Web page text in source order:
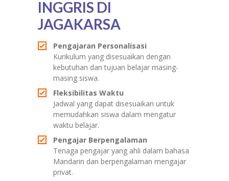
INGGRIS DI
JAGAKARSA
Pengajaran Personalisasi
Kurikulum yang disesuaikan dengan
kebutuhan dan tujuan belajar masing-
masing siswa.
Fleksibilitas Waktu
Jadwal yang dapat disesuaikan untuk
memudahkan siswa dalam mengatur
waktu belajar.
Pengajar Berpengalaman
Tenaga pengajar yang ahli dalam bahasa
Mandarin dan berpengalaman mengajar
privat.